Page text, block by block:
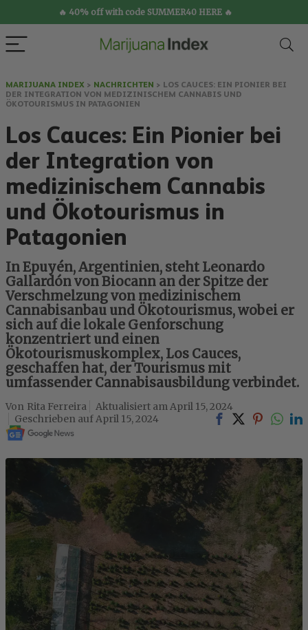
🔥 40% off with code SUMMER40 HERE 🔥
MARIJUANA INDEX > NACHRICHTEN > LOS CAUCES: EIN PIONIER BEI
DER INTEGRATION VON MEDIZINISCHEM CANNABIS UND
ÖKOTOURISMUS IN PATAGONIEN
Los Cauces: Ein Pionier bei
der Integration von
medizinischem Cannabis
und Ökotourismus in
Patagonien
In Epuyén, Argentinien, steht Leonardo
Gallardón von Biocann an der Spitze der
Verschmelzung von medizinischem
Cannabisanbau und Ökotourismus, wobei er
sich auf die lokale Genforschung
konzentriert und einen
Ökotourismuskomplex, Los Cauces,
geschaffen hat, der Tourismus mit
umfassender Cannabisausbildung verbindet.
Rita Ferreira
April 15, 2024
April 15, 2024